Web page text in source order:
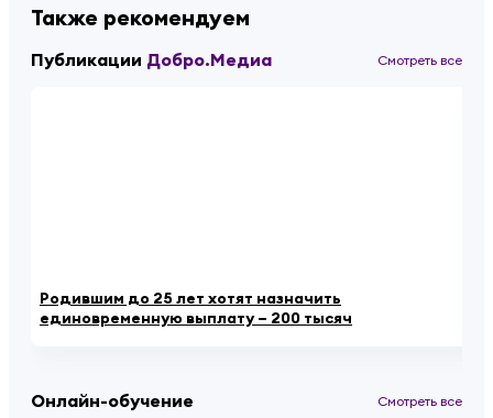
Также рекомендуем
Публикации Добро.Медиа Смотреть все
Родившим до 25 лет хотят назначить
единовременную выплату – 200 тысяч
Онлайн-обучение Смотреть все